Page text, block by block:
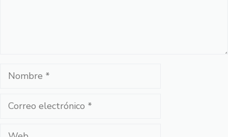
Nombre
Correo
Web